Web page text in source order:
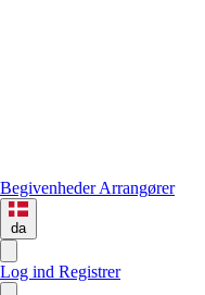
BegivenhederArrangører
da
Log ind Registrer